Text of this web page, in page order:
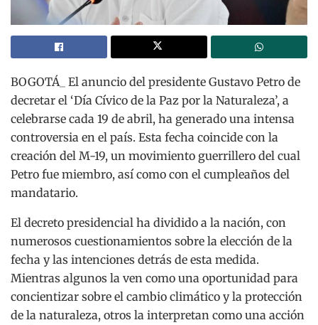
BOGOTÁ_ El anuncio del presidente Gustavo Petro de
decretar el ‘Día Cívico de la Paz por la Naturaleza’, a
celebrarse cada 19 de abril, ha generado una intensa
controversia en el país. Esta fecha coincide con la
creación del M-19, un movimiento guerrillero del cual
Petro fue miembro, así como con el cumpleaños del
mandatario.
El decreto presidencial ha dividido a la nación, con
numerosos cuestionamientos sobre la elección de la
fecha y las intenciones detrás de esta medida.
Mientras algunos la ven como una oportunidad para
concientizar sobre el cambio climático y la protección
de la naturaleza, otros la interpretan como una acción